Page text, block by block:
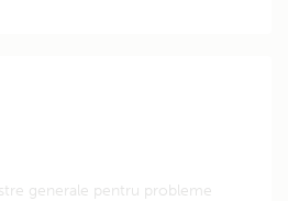
generale pentru probleme